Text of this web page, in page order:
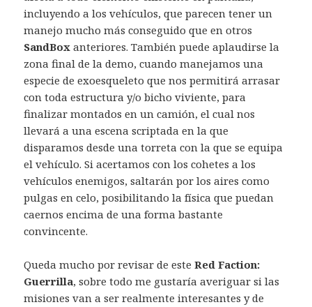
incluyendo a los vehículos, que parecen tener un
manejo mucho más conseguido que en otros
SandBox anteriores. También puede aplaudirse la
zona final de la demo, cuando manejamos una
especie de exoesqueleto que nos permitirá arrasar
con toda estructura y/o bicho viviente, para
finalizar montados en un camión, el cual nos
llevará a una escena scriptada en la que
disparamos desde una torreta con la que se equipa
el vehículo. Si acertamos con los cohetes a los
vehículos enemigos, saltarán por los aires como
pulgas en celo, posibilitando la física que puedan
caernos encima de una forma bastante
convincente.
Queda mucho por revisar de esteRed Faction:
Guerrilla, sobre todo me gustaría averiguar si las
misiones van a ser realmente interesantes y de